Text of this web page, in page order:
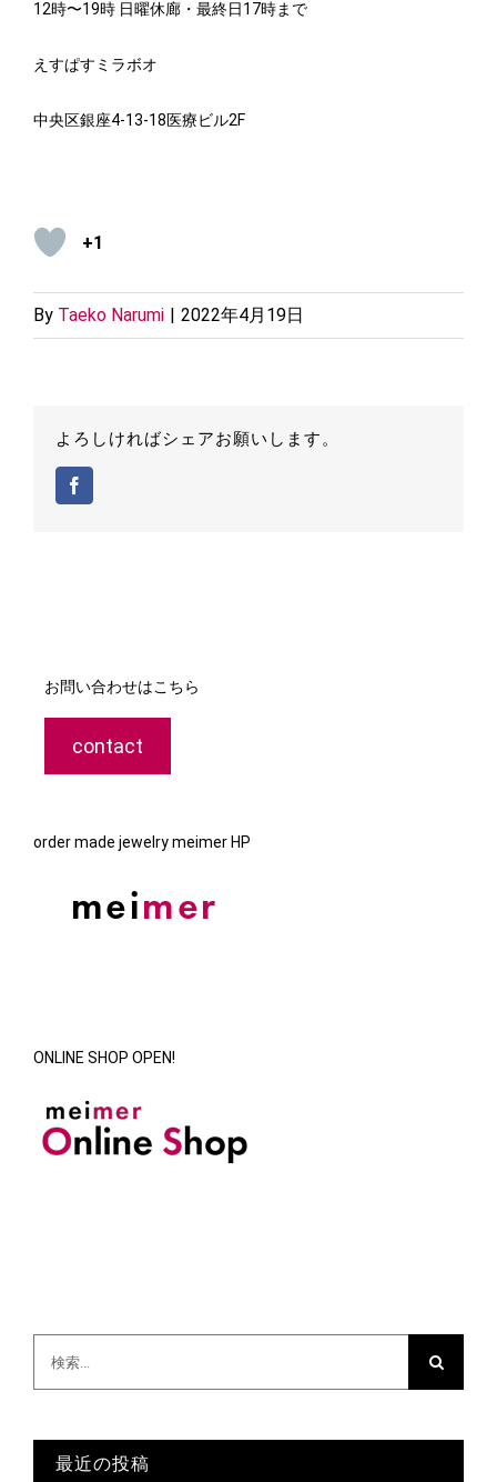
12時〜19時 日曜休廊・最終日17時まで
えすぱすミラボオ
中央区銀座4-13-18医療ビル2F
+1
By Taeko Narumi 2022年4月19日
よろしければシェアお願いします。
お問い合わせはこちら
contact
order made jewelry meimer HP
ONLINE SHOP OPEN!
最近の投稿